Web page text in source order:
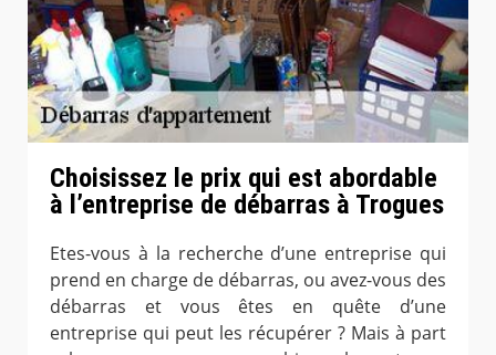
Choisissez le prix qui est abordable
à l’entreprise de débarras à Trogues
Etes-vous à la recherche d’une entreprise qui
prend en charge de débarras, ou avez-vous des
débarras et vous êtes en quête d’une
entreprise qui peut les récupérer ? Mais à part